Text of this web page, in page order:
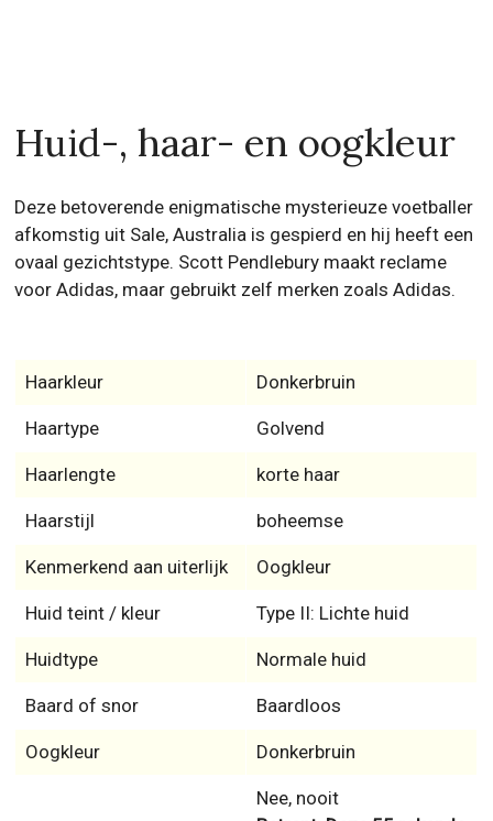
Huid-, haar- en oogkleur
Deze betoverende enigmatische mysterieuze voetballer
afkomstig uit Sale, Australia is gespierd en hij heeft een
ovaal gezichtstype. Scott Pendlebury maakt reclame
voor Adidas, maar gebruikt zelf merken zoals Adidas.
Haarkleur Donkerbruin
Haartype Golvend
Haarlengte korte haar
Haarstijl boheemse
Kenmerkend aan uiterlijk Oogkleur
Huid teint / kleur Type II: Lichte huid
Huidtype Normale huid
Baard of snor Baardloos
Oogkleur Donkerbruin
Nee, nooit